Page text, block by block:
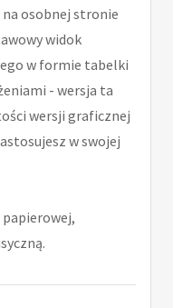
osobnej stronie
widok
w formie tabelki
- wersja ta
wersji graficznej
w swojej